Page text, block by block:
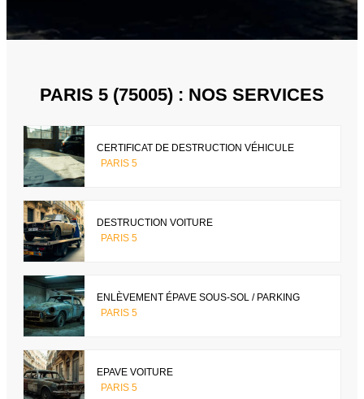
PARIS 5 (75005) : NOS SERVICES
CERTIFICAT DE DESTRUCTION VÉHICULE
PARIS 5
DESTRUCTION VOITURE
PARIS 5
ENLÈVEMENT ÉPAVE SOUS-SOL / PARKING
PARIS 5
EPAVE VOITURE
PARIS 5